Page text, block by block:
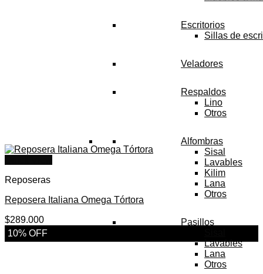
Escritorios
Sillas de
Veladores
Respaldos
Lino
Otros
Alfombras
Sisal
Lavables
Kilim
Lana
Otros
Pasillos
Lavables
Lana
Otros
Reposeras
Reposera Italiana Omega Tórtora
$289.000
10% OFF